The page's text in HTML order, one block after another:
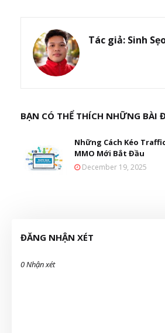
Tác giả: Sinh
BẠN CÓ THỂ THÍCH NHỮNG BÀI
Những Cách Kéo
MMO Mới Bắt Đầu
December 19, 2025
ĐĂNG NHẬN XÉT
0 Nhận xét